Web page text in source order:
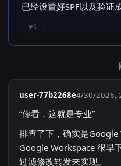
已经设置好SPF以及验证成
♥1
user-77b2268e4/30/2026,
“你看，这就是专业”
排查了下，确实是Google
Google Workspace 很早
过滤修改转发来实现。